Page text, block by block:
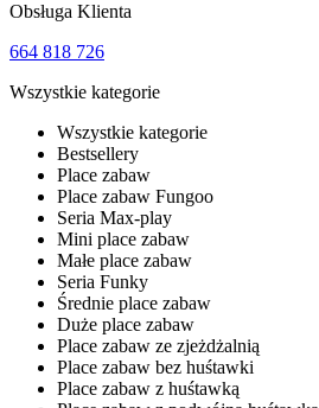
Obsługa Klienta
664 818 726
Wszystkie kategorie
Wszystkie kategorie
Bestsellery
Place zabaw
Place zabaw Fungoo
Seria Max-play
Mini place zabaw
Małe place zabaw
Seria Funky
Średnie place zabaw
Duże place zabaw
Place zabaw ze zjeżdżalnią
Place zabaw bez huśtawki
Place zabaw z huśtawką